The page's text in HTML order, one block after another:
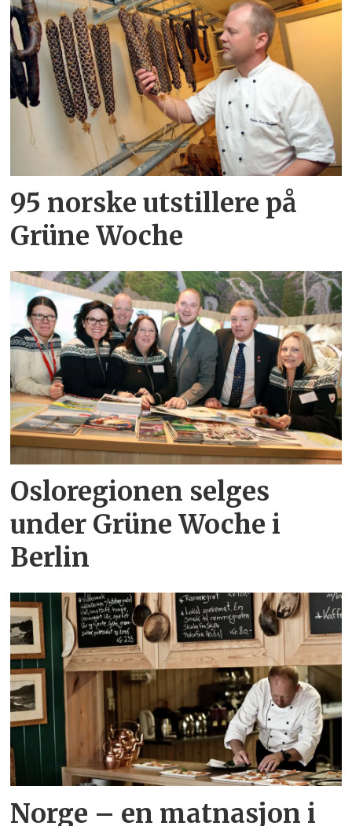
95 norske utstillere på
Grüne Woche
Osloregionen selges
under Grüne Woche i
Berlin
Norge – en matnasjon i